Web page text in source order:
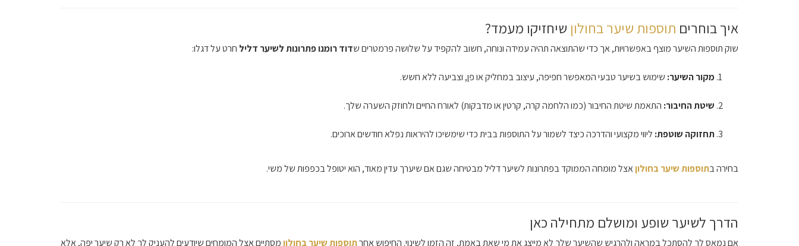
איך בוחרים תוספות שיער בחולון שיחזיקו מעמד?
שוק תוספות השיער מוצף באפשרויות, אך כדי שהתוצאה תהיה עמידה ונוחה, חשוב להקפיד על שלושה פרמטרים שדוד רומנו פתרונות לשיער דליל חרט על דגלו:
מקור השיער: שימוש בשיער טבעי המאפשר חפיפה, עיצוב במחליק או פן, וצביעה ללא חשש.
שיטת החיבור: התאמת שיטת החיבור (כמו הלחמה קרה, קרטין או מדבקות) לאורח החיים ולחוזק השערה שלך.
תחזוקה שוטפת: ליווי מקצועי והדרכה כיצד לשמור על התוספות בבית כדי שימשיכו להיראות נפלא חודשים ארוכים.
בחירה בתוספות שיער בחולוןאצל מומחה הממוקד בפתרונות לשיער דליל מבטיחה שגם אם שיערך עדין מאוד, הוא יטופל בכפפות של משי.
הדרך לשיער שופע ומושלם מתחילה כאן
אם נמאס לך להסתכל במראה ולהרגיש שהשיער שלך לא מייצג את מי שאת באמת, זה הזמן לשינוי. החיפוש אחרתוספות שיער בחולוןמסתיים אצל המומחים שיודעים להעניק לך לא רק שיער יפה, אלא